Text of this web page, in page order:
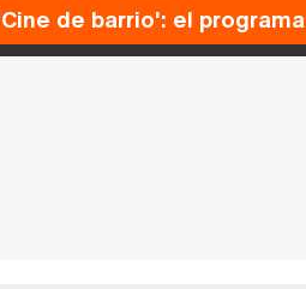
de barrio': el